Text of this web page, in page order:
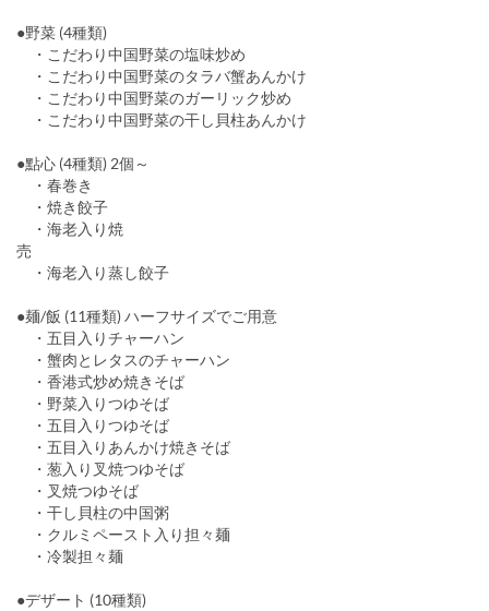
●野菜 (4種類)
・こだわり中国野菜の塩味炒め
・こだわり中国野菜のタラバ蟹あんかけ
・こだわり中国野菜のガーリック炒め
・こだわり中国野菜の干し貝柱あんかけ
●點心 (4種類) 2個～
・春巻き
・焼き餃子
・海老入り焼
売
・海老入り蒸し餃子
●麺/飯 (11種類) ハーフサイズでご用意
・五目入りチャーハン
・蟹肉とレタスのチャーハン
・香港式炒め焼きそば
・野菜入りつゆそば
・五目入りつゆそば
・五目入りあんかけ焼きそば
・葱入り叉焼つゆそば
・叉焼つゆそば
・干し貝柱の中国粥
・クルミペースト入り担々麺
・冷製担々麺
●デザート (10種類)